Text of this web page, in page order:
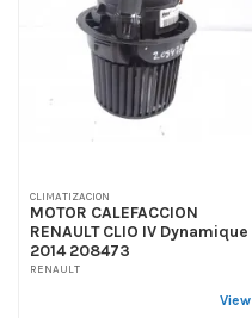
CLIMATIZACION
MOTOR CALEFACCION
RENAULT CLIO IV Dynamique
2014 208473
RENAULT
View